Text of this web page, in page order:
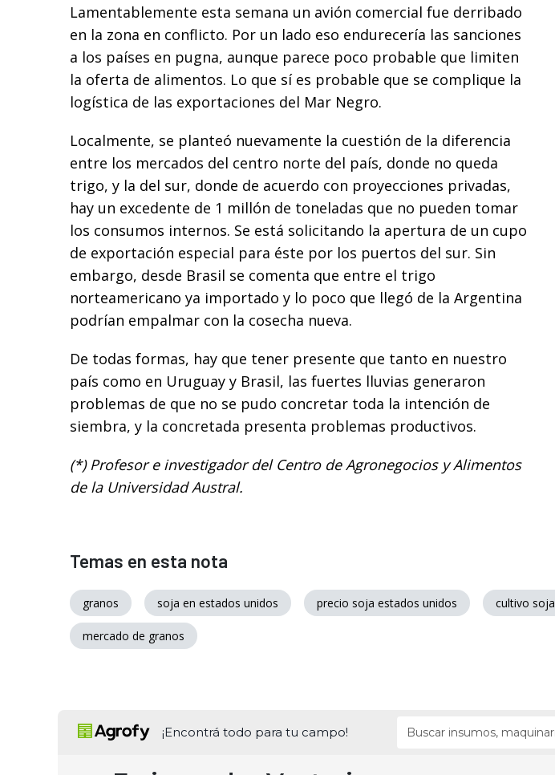
Lamentablemente esta semana un avión comercial fue derribado
en la zona en conflicto. Por un lado eso endurecería las sanciones
a los países en pugna, aunque parece poco probable que limiten
la oferta de alimentos. Lo que sí es probable que se complique la
logística de las exportaciones del Mar Negro.
Localmente, se planteó nuevamente la cuestión de la diferencia
entre los mercados del centro norte del país, donde no queda
trigo, y la del sur, donde de acuerdo con proyecciones privadas,
hay un excedente de 1 millón de toneladas que no pueden tomar
los consumos internos. Se está solicitando la apertura de un cupo
de exportación especial para éste por los puertos del sur. Sin
embargo, desde Brasil se comenta que entre el trigo
norteamericano ya importado y lo poco que llegó de la Argentina
podrían empalmar con la cosecha nueva.
De todas formas, hay que tener presente que tanto en nuestro
país como en Uruguay y Brasil, las fuertes lluvias generaron
problemas de que no se pudo concretar toda la intención de
siembra, y la concretada presenta problemas productivos.
(*) Profesor e investigador del Centro de Agronegocios y Alimentos
de la Universidad Austral.
Temas en esta nota
granos soja en estados unidos precio soja estados unidos cultivo soja
mercado de granos
¡Encontrá todo para tu campo!